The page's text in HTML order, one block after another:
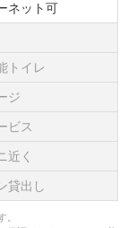
ネット可
トイレ
ジ
ビス
近く
貸出し
。